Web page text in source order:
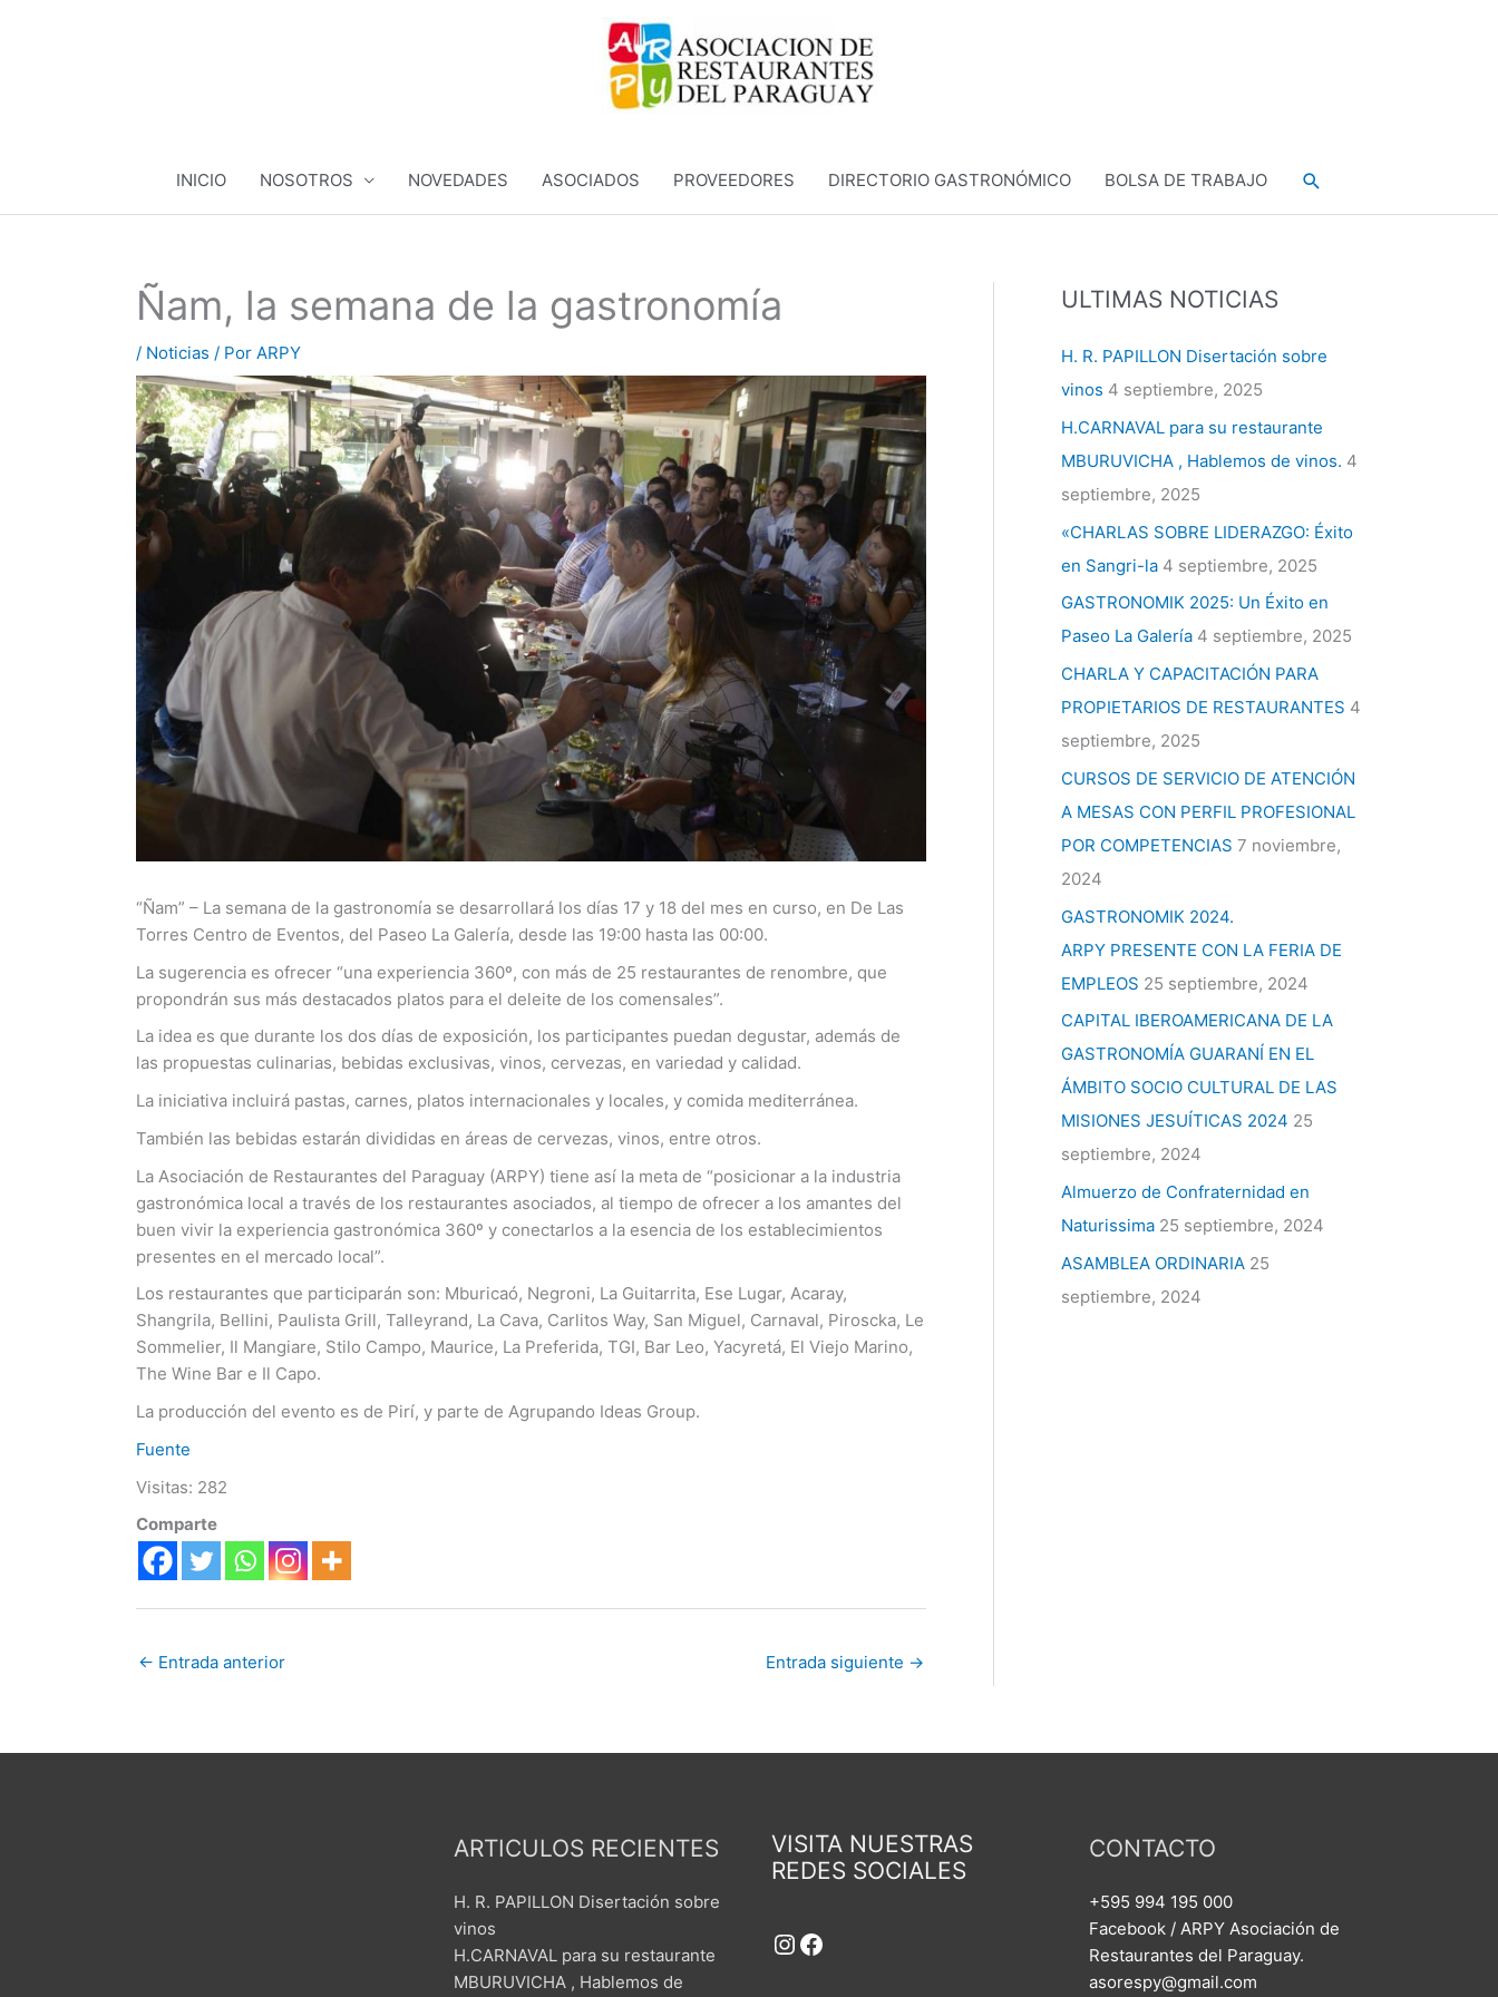
INICIO NOSOTROS NOVEDADES ASOCIADOS PROVEEDORES DIRECTORIO GASTRONÓMICO BOLSA DE TRABAJO Buscar
Ñam, la semana de la gastronomía
/ Noticias / Por ARPY
“Ñam” – La semana de la gastronomía se desarrollará los días 17 y 18 del mes en curso, en De Las
Torres Centro de Eventos, del Paseo La Galería, desde las 19:00 hasta las 00:00.
La sugerencia es ofrecer “una experiencia 360º, con más de 25 restaurantes de renombre, que
propondrán sus más destacados platos para el deleite de los comensales”.
La idea es que durante los dos días de exposición, los participantes puedan degustar, además de
las propuestas culinarias, bebidas exclusivas, vinos, cervezas, en variedad y calidad.
La iniciativa incluirá pastas, carnes, platos internacionales y locales, y comida mediterránea.
También las bebidas estarán divididas en áreas de cervezas, vinos, entre otros.
La Asociación de Restaurantes del Paraguay (ARPY) tiene así la meta de “posicionar a la industria
gastronómica local a través de los restaurantes asociados, al tiempo de ofrecer a los amantes del
buen vivir la experiencia gastronómica 360º y conectarlos a la esencia de los establecimientos
presentes en el mercado local”.
Los restaurantes que participarán son: Mburicaó, Negroni, La Guitarrita, Ese Lugar, Acaray,
Shangrila, Bellini, Paulista Grill, Talleyrand, La Cava, Carlitos Way, San Miguel, Carnaval, Piroscka, Le
Sommelier, Il Mangiare, Stilo Campo, Maurice, La Preferida, TGI, Bar Leo, Yacyretá, El Viejo Marino,
The Wine Bar e Il Capo.
La producción del evento es de Pirí, y parte de Agrupando Ideas Group.
Fuente
Visitas: 282
Comparte
← Entrada anterior Entrada siguiente →
ULTIMAS NOTICIAS
H. R. PAPILLON Disertación sobre
vinos 4 septiembre, 2025
H.CARNAVAL para su restaurante
MBURUVICHA , Hablemos de vinos. 4
septiembre, 2025
«CHARLAS SOBRE LIDERAZGO: Éxito
en Sangri-la 4 septiembre, 2025
GASTRONOMIK 2025: Un Éxito en
Paseo La Galería 4 septiembre, 2025
CHARLA Y CAPACITACIÓN PARA
PROPIETARIOS DE RESTAURANTES 4
septiembre, 2025
CURSOS DE SERVICIO DE ATENCIÓN
A MESAS CON PERFIL PROFESIONAL
POR COMPETENCIAS 7 noviembre,
2024
GASTRONOMIK 2024.
ARPY PRESENTE CON LA FERIA DE
EMPLEOS 25 septiembre, 2024
CAPITAL IBEROAMERICANA DE LA
GASTRONOMÍA GUARANÍ EN EL
ÁMBITO SOCIO CULTURAL DE LAS
MISIONES JESUÍTICAS 2024 25
septiembre, 2024
Almuerzo de Confraternidad en
Naturissima 25 septiembre, 2024
ASAMBLEA ORDINARIA 25
septiembre, 2024
ARTICULOS RECIENTES
H. R. PAPILLON Disertación sobre
vinos
H.CARNAVAL para su restaurante
MBURUVICHA , Hablemos de
VISITA NUESTRAS
REDES SOCIALES
Instagram
Facebook
CONTACTO
+595 994 195 000
Facebook / ARPY Asociación de
Restaurantes del Paraguay.
asorespy@gmail.com